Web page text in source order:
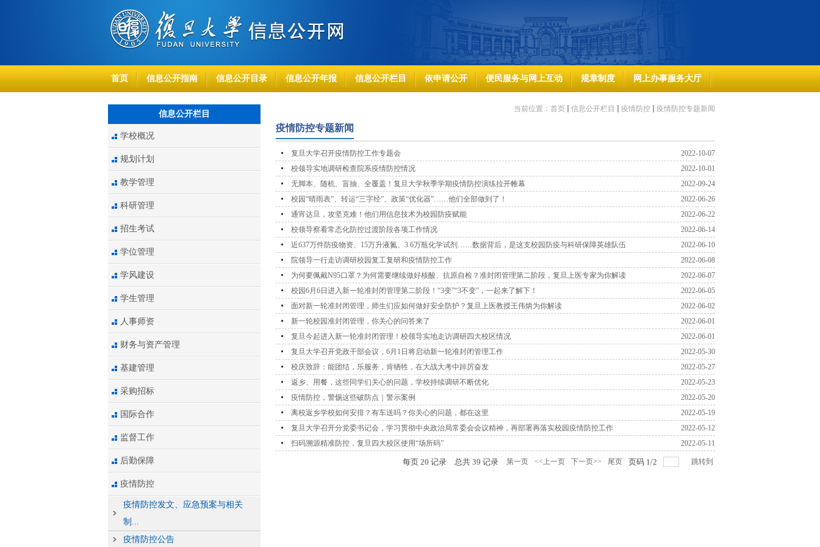
首页 信息公开指南 信息公开目录 信息公开年报 信息公开栏目 依申请公开 便民服务与网上互动 规章制度 网上办事服务大厅
信息公开栏目
学校概况
规划计划
教学管理
科研管理
招生考试
学位管理
学风建设
学生管理
人事师资
财务与资产管理
基建管理
采购招标
国际合作
监督工作
后勤保障
疫情防控
疫情防控发文、应急预案与相关
制...
疫情防控公告
当前位置： 首页 信息公开栏目 疫情防控 疫情防控专题新闻
疫情防控专题新闻
复旦大学召开疫情防控工作专题会
2022-10-07
校领导实地调研检查院系疫情防控情况
2022-10-01
无脚本、随机、盲抽、全覆盖！复旦大学秋季学期疫情防控演练拉开帷幕
2022-09-24
校园“晴雨表”、转运“三字经”、政策“优化器”……他们全部做到了！
2022-06-26
通宵达旦，攻坚克难！他们用信息技术为校园防疫赋能
2022-06-22
校领导察看常态化防控过渡阶段各项工作情况
2022-06-14
近637万件防疫物资、15万升液氮、3.6万瓶化学试剂……数据背后，是这支校园防疫与科研保障英雄队伍
2022-06-10
院领导一行走访调研校园复工复研和疫情防控工作
2022-06-08
为何要佩戴N95口罩？为何需要继续做好核酸、抗原自检？准封闭管理第二阶段，复旦上医专家为你解读
2022-06-07
校园6月6日进入新一轮准封闭管理第二阶段！“3变”“3不变”，一起来了解下！
2022-06-05
面对新一轮准封闭管理，师生们应如何做好安全防护？复旦上医教授王伟炳为你解读
2022-06-02
新一轮校园准封闭管理，你关心的问答来了
2022-06-01
复旦今起进入新一轮准封闭管理！校领导实地走访调研四大校区情况
2022-06-01
复旦大学召开党政干部会议，6月1日将启动新一轮准封闭管理工作
2022-05-30
校庆致辞：能团结，乐服务，肯牺牲，在大战大考中踔厉奋发
2022-05-27
返乡、用餐，这些同学们关心的问题，学校持续调研不断优化
2022-05-23
疫情防控，警惕这些破防点｜警示案例
2022-05-20
离校返乡学校如何安排？有车送吗？你关心的问题，都在这里
2022-05-19
复旦大学召开分党委书记会，学习贯彻中央政治局常委会会议精神，再部署再落实校园疫情防控工作
2022-05-12
扫码溯源精准防控，复旦四大校区使用“场所码”
2022-05-11
每页 20 记录 总共 39 记录 第一页 <<上一页 下一页>> 尾页 页码 1/2 跳转到